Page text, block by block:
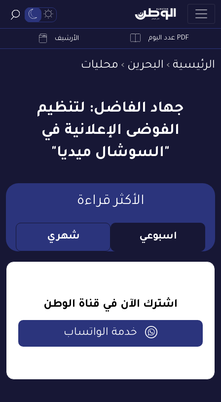
PDF عدد اليوم الأرشيف
الرئيسية البحرين محليات
جهاد الفاضل: لتنظيم
الفوضى الإعلانية في
"السوشال ميديا"
الأكثر قراءة
اسبوعي شهري
اشترك الآن في قناة الوطن
خدمة الواتساب